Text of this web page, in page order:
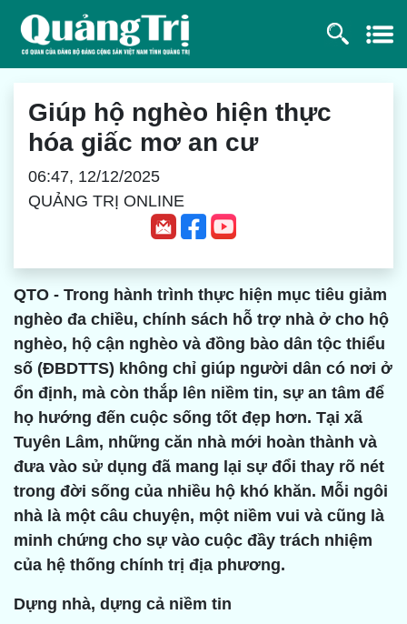
Giúp hộ nghèo hiện thực
hóa giấc mơ an cư
06:47, 12/12/2025
QUẢNG TRỊ ONLINE
QTO - Trong hành trình thực hiện mục tiêu giảm
nghèo đa chiều, chính sách hỗ trợ nhà ở cho hộ
nghèo, hộ cận nghèo và đồng bào dân tộc thiểu
số (ĐBDTTS) không chỉ giúp người dân có nơi ở
ổn định, mà còn thắp lên niềm tin, sự an tâm để
họ hướng đến cuộc sống tốt đẹp hơn. Tại xã
Tuyên Lâm, những căn nhà mới hoàn thành và
đưa vào sử dụng đã mang lại sự đổi thay rõ nét
trong đời sống của nhiều hộ khó khăn. Mỗi ngôi
nhà là một câu chuyện, một niềm vui và cũng là
minh chứng cho sự vào cuộc đầy trách nhiệm
của hệ thống chính trị địa phương.
Dựng nhà, dựng cả niềm tin